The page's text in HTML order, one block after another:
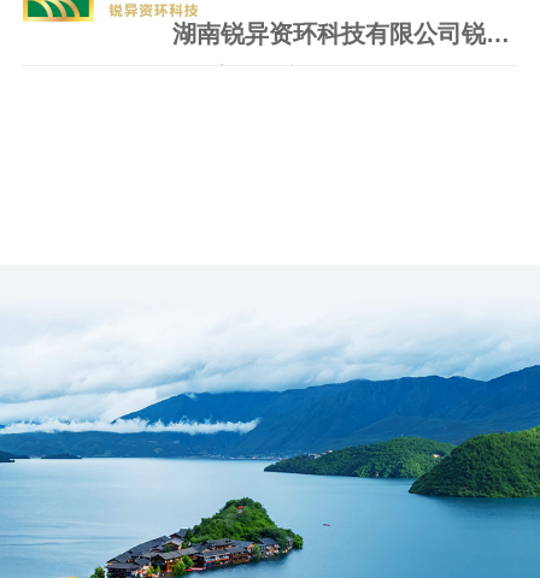
湖南锐异资环科技有限公司锐异资环低碳环保装备技术研发及产业化协同基地工业大数据中心项目中标（成交）结果公告